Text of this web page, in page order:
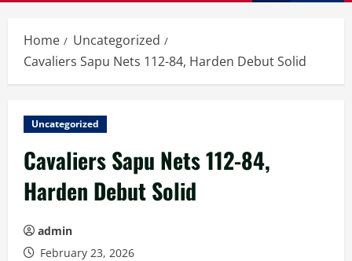
Home
Uncategorized
Cavaliers Sapu Nets 112-84, Harden Debut Solid
Uncategorized
Cavaliers Sapu Nets 112-84,
Harden Debut Solid
admin
February 23, 2026